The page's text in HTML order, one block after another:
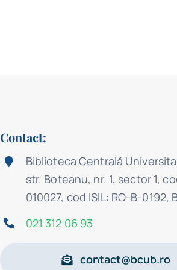
Contact:
Biblioteca Centrală
str. Boteanu, nr. 1, sector 1,
010027, cod ISIL: RO-B-0192,
021 312 06 93
contact@bcub.ro